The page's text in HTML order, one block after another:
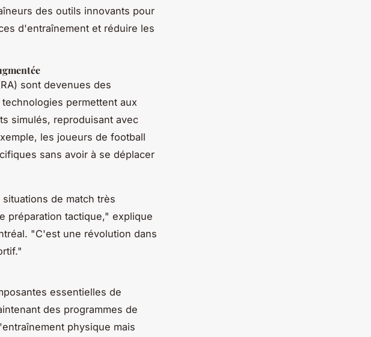
des outils innovants pour
d'entraînement et réduire les
sont devenues des
permettent aux
simulés, reproduisant avec
les joueurs de football
sans avoir à se déplacer
de match très
préparation tactique," explique
"C'est une révolution dans
essentielles de
des programmes de
physique mais